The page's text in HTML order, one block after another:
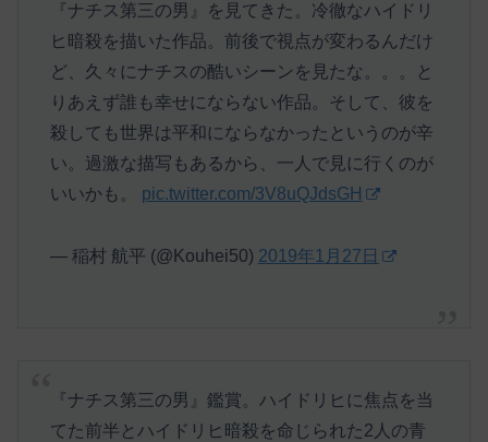
『ナチス第三の男』を見てきた。冷徹なハイドリ
ヒ暗殺を描いた作品。前後で視点が変わるんだけ
ど、久々にナチスの酷いシーンを見たな。。。と
りあえず誰も幸せにならない作品。そして、彼を
殺しても世界は平和にならなかったというのが辛
い。過激な描写もあるから、一人で見に行くのが
いいかも。 pic.twitter.com/3V8uQJdsGH
— 稲村 航平 (@Kouhei50) 2019年1月27日
『ナチス第三の男』鑑賞。ハイドリヒに焦点を当
てた前半とハイドリヒ暗殺を命じられた2人の青